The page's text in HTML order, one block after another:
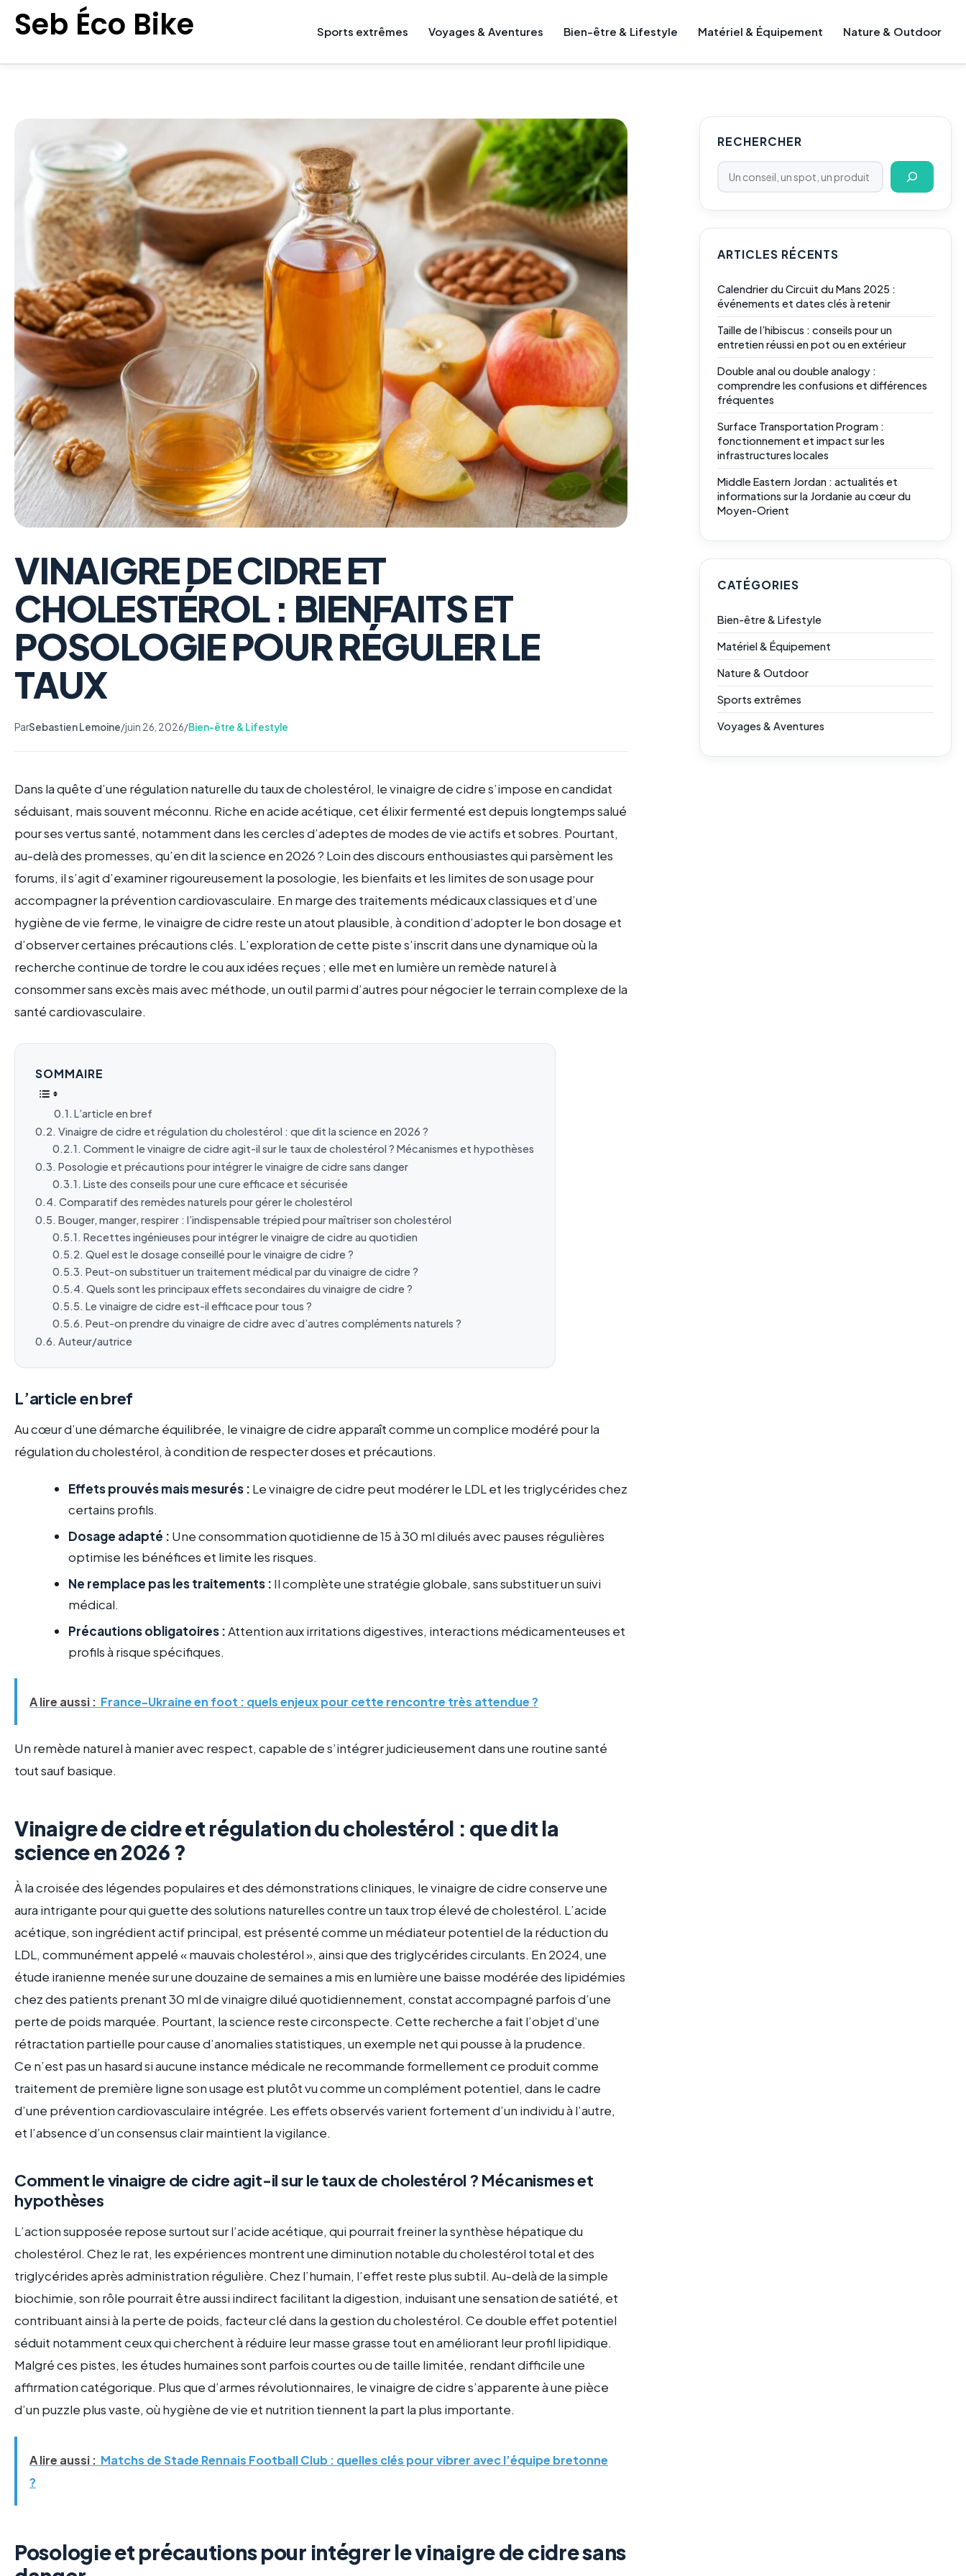
contenu
Seb Éco Bike Sports extrêmes Voyages & Aventures Bien-être & Lifestyle Matériel & Équipement Nature & Outdoor
VINAIGRE DE CIDRE ET
CHOLESTÉROL : BIENFAITS ET
POSOLOGIE POUR RÉGULER LE
TAUX
ParSebastien Lemoine/juin 26, 2026/Bien-être & Lifestyle
Dans la quête d’une régulation naturelle du taux de cholestérol, le vinaigre de cidre s’impose en candidat
séduisant, mais souvent méconnu. Riche en acide acétique, cet élixir fermenté est depuis longtemps salué
pour ses vertus santé, notamment dans les cercles d’adeptes de modes de vie actifs et sobres. Pourtant,
au-delà des promesses, qu’en dit la science en 2026 ? Loin des discours enthousiastes qui parsèment les
forums, il s’agit d’examiner rigoureusement la posologie, les bienfaits et les limites de son usage pour
accompagner la prévention cardiovasculaire. En marge des traitements médicaux classiques et d’une
hygiène de vie ferme, le vinaigre de cidre reste un atout plausible, à condition d’adopter le bon dosage et
d’observer certaines précautions clés. L’exploration de cette piste s’inscrit dans une dynamique où la
recherche continue de tordre le cou aux idées reçues ; elle met en lumière un remède naturel à
consommer sans excès mais avec méthode, un outil parmi d’autres pour négocier le terrain complexe de la
santé cardiovasculaire.
SOMMAIRE
L’article en bref
Vinaigre de cidre et régulation du cholestérol : que dit la science en 2026 ?
Comment le vinaigre de cidre agit-il sur le taux de cholestérol ? Mécanismes et hypothèses
Posologie et précautions pour intégrer le vinaigre de cidre sans danger
Liste des conseils pour une cure efficace et sécurisée
Comparatif des remèdes naturels pour gérer le cholestérol
Bouger, manger, respirer : l’indispensable trépied pour maîtriser son cholestérol
Recettes ingénieuses pour intégrer le vinaigre de cidre au quotidien
Quel est le dosage conseillé pour le vinaigre de cidre ?
Peut-on substituer un traitement médical par du vinaigre de cidre ?
Quels sont les principaux effets secondaires du vinaigre de cidre ?
Le vinaigre de cidre est-il efficace pour tous ?
Peut-on prendre du vinaigre de cidre avec d’autres compléments naturels ?
Auteur/autrice
L’article en bref
Au cœur d’une démarche équilibrée, le vinaigre de cidre apparaît comme un complice modéré pour la
régulation du cholestérol, à condition de respecter doses et précautions.
Effets prouvés mais mesurés : Le vinaigre de cidre peut modérer le LDL et les triglycérides chez
certains profils.
Dosage adapté : Une consommation quotidienne de 15 à 30 ml dilués avec pauses régulières
optimise les bénéfices et limite les risques.
Ne remplace pas les traitements : Il complète une stratégie globale, sans substituer un suivi
médical.
Précautions obligatoires :Attention aux irritations digestives, interactions médicamenteuses et
profils à risque spécifiques.
A lire aussi : France-Ukraine en foot : quels enjeux pour cette rencontre très attendue ?
Un remède naturel à manier avec respect, capable de s’intégrer judicieusement dans une routine santé
tout sauf basique.
Vinaigre de cidre et régulation du cholestérol : que dit la
science en 2026 ?
À la croisée des légendes populaires et des démonstrations cliniques, le vinaigre de cidre conserve une
aura intrigante pour qui guette des solutions naturelles contre un taux trop élevé de cholestérol. L’acide
acétique, son ingrédient actif principal, est présenté comme un médiateur potentiel de la réduction du
LDL, communément appelé « mauvais cholestérol », ainsi que des triglycérides circulants. En 2024, une
étude iranienne menée sur une douzaine de semaines a mis en lumière une baisse modérée des lipidémies
chez des patients prenant 30 ml de vinaigre dilué quotidiennement, constat accompagné parfois d’une
perte de poids marquée. Pourtant, la science reste circonspecte. Cette recherche a fait l’objet d’une
rétractation partielle pour cause d’anomalies statistiques, un exemple net qui pousse à la prudence.
Ce n’est pas un hasard si aucune instance médicale ne recommande formellement ce produit comme
traitement de première ligne son usage est plutôt vu comme un complément potentiel, dans le cadre
d’une prévention cardiovasculaire intégrée. Les effets observés varient fortement d’un individu à l’autre,
et l’absence d’un consensus clair maintient la vigilance.
Comment le vinaigre de cidre agit-il sur le taux de cholestérol ? Mécanismes et
hypothèses
L’action supposée repose surtout sur l’acide acétique, qui pourrait freiner la synthèse hépatique du
cholestérol. Chez le rat, les expériences montrent une diminution notable du cholestérol total et des
triglycérides après administration régulière. Chez l’humain, l’effet reste plus subtil. Au-delà de la simple
biochimie, son rôle pourrait être aussi indirect facilitant la digestion, induisant une sensation de satiété, et
contribuant ainsi à la perte de poids, facteur clé dans la gestion du cholestérol. Ce double effet potentiel
séduit notamment ceux qui cherchent à réduire leur masse grasse tout en améliorant leur profil lipidique.
Malgré ces pistes, les études humaines sont parfois courtes ou de taille limitée, rendant difficile une
affirmation catégorique. Plus que d’armes révolutionnaires, le vinaigre de cidre s’apparente à une pièce
d’un puzzle plus vaste, où hygiène de vie et nutrition tiennent la part la plus importante.
A lire aussi : Matchs de Stade Rennais Football Club : quelles clés pour vibrer avec l’équipe bretonne
?
Posologie et précautions pour intégrer le vinaigre de cidre sans
RECHERCHER
ARTICLES RÉCENTS
Calendrier du Circuit du Mans 2025 :
événements et dates clés à retenir
Taille de l’hibiscus : conseils pour un
entretien réussi en pot ou en extérieur
Double anal ou double analogy :
comprendre les confusions et différences
fréquentes
Surface Transportation Program :
fonctionnement et impact sur les
infrastructures locales
Middle Eastern Jordan : actualités et
informations sur la Jordanie au cœur du
Moyen-Orient
CATÉGORIES
Bien-être & Lifestyle
Matériel & Équipement
Nature & Outdoor
Sports extrêmes
Voyages & Aventures